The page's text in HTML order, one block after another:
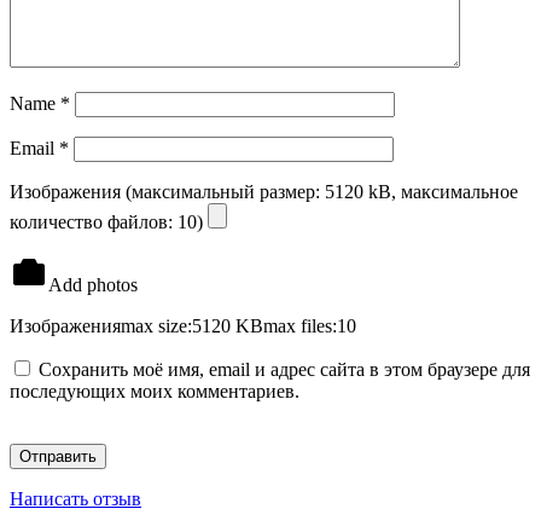
Name *
Email *
Изображения (максимальный размер: 5120 kB, максимальное
количество файлов: 10)
Add photos
Изображенияmax size:5120 KBmax files:10
Сохранить моё имя, email и адрес сайта в этом браузере для
последующих моих комментариев.
Написать отзыв